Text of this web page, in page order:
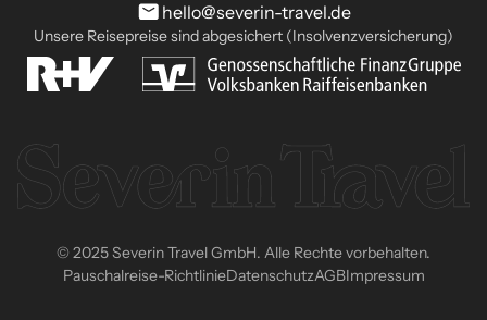
hello@severin-travel.de
Unsere Reisepreise sind abgesichert (Insolvenzversicherung)
© 2025 Severin Travel GmbH. Alle Rechte vorbehalten.
Pauschalreise-RichtlinieDatenschutzAGBImpressum